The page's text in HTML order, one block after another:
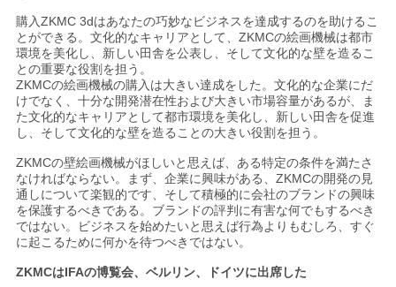
購入ZKMC 3dはあなたの巧妙なビジネスを達成するのを助けるこ
とができる。文化的なキャリアとして、ZKMCの絵画機械は都市
環境を美化し、新しい田舎を公表し、そして文化的な壁を造るこ
との重要な役割を担う。
ZKMCの絵画機械の購入は大きい達成をした。文化的な企業にだ
けでなく、十分な開発潜在性および大きい市場容量があるが、ま
た文化的なキャリアとして都市環境を美化し、新しい田舎を促進
し、そして文化的な壁を造ることの大きい役割を担う。
ZKMCの壁絵画機械がほしいと思えば、ある特定の条件を満たさ
なければならない。まず、企業に興味がある、ZKMCの開発の見
通しについて楽観的です、そして積極的に会社のブランドの興味
を保護するべきである。ブランドの評判に有害な何でもするべき
ではない。ビジネスを始めたいと思えば行為よりもむしろ、すぐ
に起こるために何かを待つべきではない。
ZKMCはIFAの博覧会、ベルリン、ドイツに出席した